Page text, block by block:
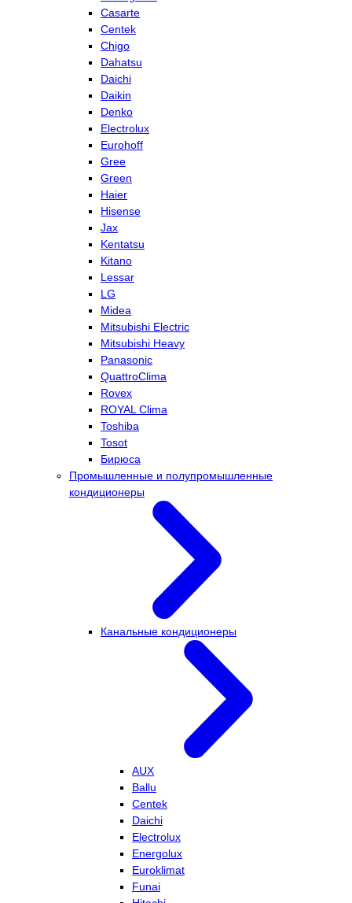
Casarte
Centek
Chigo
Dahatsu
Daichi
Daikin
Denko
Electrolux
Eurohoff
Gree
Green
Haier
Hisense
Jax
Kentatsu
Kitano
Lessar
LG
Midea
Mitsubishi Electric
Mitsubishi Heavy
Panasonic
QuattroClima
Rovex
ROYAL Clima
Toshiba
Tosot
Бирюса
Промышленные и полупромышленные
кондиционеры
Канальные кондиционеры
AUX
Ballu
Centek
Daichi
Electrolux
Energolux
Euroklimat
Funai